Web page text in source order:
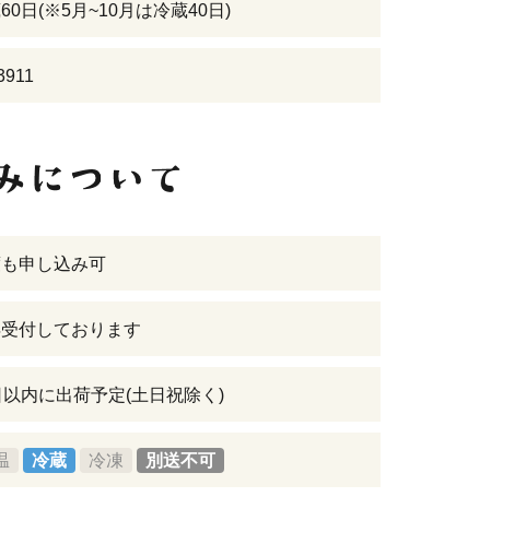
日(※5月~10月は冷蔵40日)
申し込み可
付しております
内に出荷予定(土日祝除く)
冷蔵 冷凍 別送不可